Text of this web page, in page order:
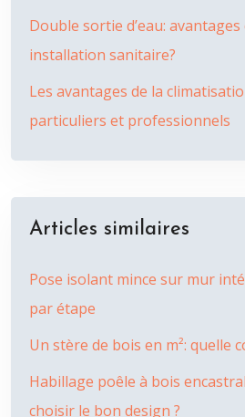
Double sortie d’eau:
installation sanitaire?
Les avantages de la
particuliers et professionnels
Articles similaires
Pose isolant mince sur mur
par étape
Un stère de bois en m²: quelle
Habillage poêle à bois
choisir le bon design ?